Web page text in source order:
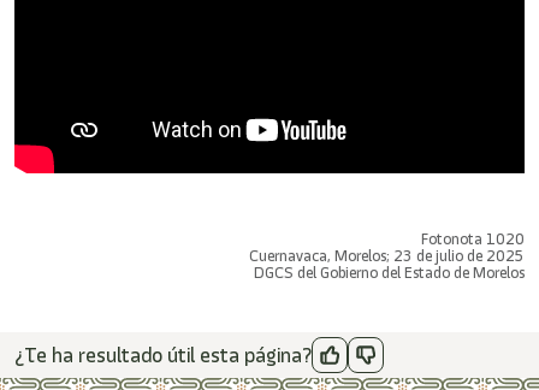
Fotonota 1020
Cuernavaca, Morelos; 23 de julio de 2025
DGCS del Gobierno del Estado de Morelos
¿Te ha resultado útil esta página?